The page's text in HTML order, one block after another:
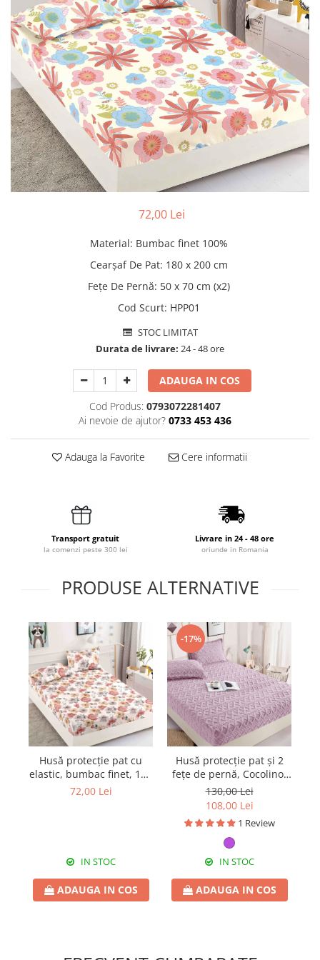
Pilote cu blăniță
72,00 Lei
Material: Bumbac finet 100%
Cearșaf De Pat: 180 x 200 cm
Fețe De Pernă: 50 x 70 cm (x2)
Cod Scurt: HPP01
STOC LIMITAT
Durata de livrare: 24 - 48 ore
ADAUGA IN COS
Cod Produs: 0793072281407
Ai nevoie de ajutor? 0733 453 436
Adauga la Favorite Cere informatii
Transport gratuit
la comenzi peste 300 lei
Livrare in 24 - 48 ore
oriunde in Romania
PRODUSE ALTERNATIVE
Husă protecție pat cu
elastic, bumbac finet, 180
x 200 cm, 3 piese, HPP502
72,00 Lei
IN STOC
ADAUGA IN COS
-17%
Husă protecție pat și 2
fețe de pernă, Cocolino,
180 x 200 cm, 3 piese,
HPP64
130,00 Lei
108,00 Lei
1 Review
IN STOC
ADAUGA IN COS